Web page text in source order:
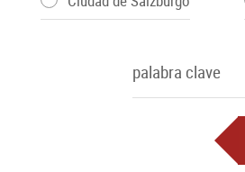
palabra clave